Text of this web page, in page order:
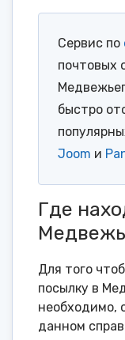
Сервис по
почтовых
быстро
Joom и
Где
Для того
посылку в
необходимо,
данном